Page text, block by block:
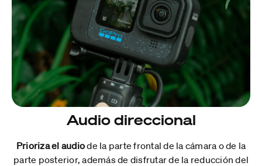
Audio direccional
Prioriza el audiode la parte frontal de la cámara o de la
parte posterior, además de disfrutar de la reducción del